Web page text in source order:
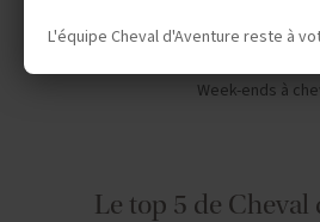
Séjours
Week-ends à
Le top 5 de
L'équipe Cheval d'Aventure reste à